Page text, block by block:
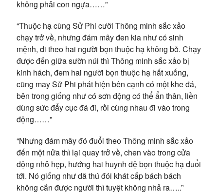
không phải con ngựa……”
“Thuộc hạ cùng Sử Phi cưỡi Thông minh sắc xảo
chạy trở về, nhưng đám mây đen kia như có sinh
mệnh, đi theo hai người bọn thuộc hạ không bỏ. Chạy
được đến giữa sườn núi thì Thông minh sắc xảo bị
kinh hách, đem hai người bọn thuộc hạ hất xuống,
cũng may Sử Phi phát hiện bên cạnh có một khe đá,
bên trong giống như có sơn động có thể ẩn thân, liền
dùng sức đẩy cục đá đi, rồi cùng nhau đi vào trong
động……”
“Nhưng đám mây đó đuổi theo Thông minh sắc xảo
đến một nửa thì lại quay trở về, chen vào trong cửa
động nhỏ hẹp, hướng hai huynh đệ bọn thuộc hạ đuổi
tới. Nó giống như dã thú đói khát cấp bách bách
không cắn được người thì tuyệt không nhả ra…..”